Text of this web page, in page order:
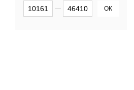
Від Ціна, грн
До Ціна, грн ОК